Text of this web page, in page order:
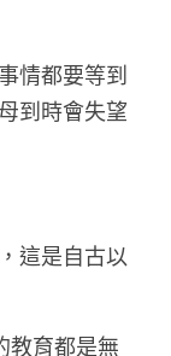
情都要等到
到時會失望
這是自古以
教育都是無